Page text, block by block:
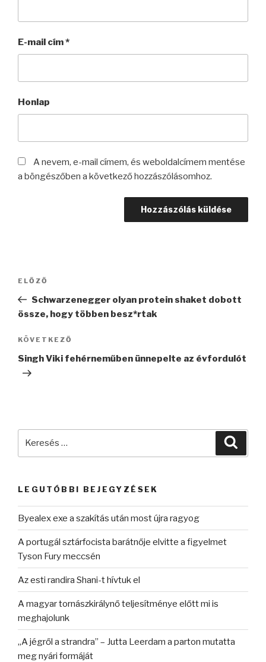
E-mail cím*
Honlap
A nevem, e-mail címem, és weboldalcímem mentése
a böngészőben a következő hozzászólásomhoz.
Bejegyzés
Korábbi
bejegyzés
ELŐZŐ
Schwarzenegger olyan protein shaket dobott
össze, hogy többen besz*rtak
Következő
bejegyzés
KÖVETKEZŐ
Singh Viki fehérneműben ünnepelte az évfordulót
LEGUTÓBBI BEJEGYZÉSEK
Byealex exe a szakítás után most újra ragyog
A portugál sztárfocista barátnője elvitte a figyelmet
Tyson Fury meccsén
Az esti randira Shani-t hívtuk el
A magyar tornászkirálynő teljesítménye előtt mi is
meghajolunk
„A jégről a strandra” – Jutta Leerdam a parton mutatta
meg nyári formáját